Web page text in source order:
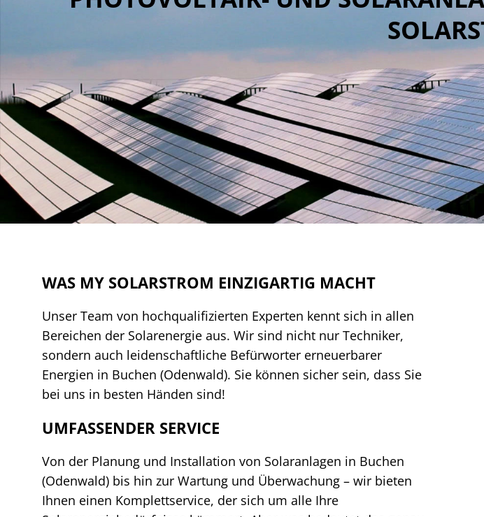
WAS MY SOLARSTROM EINZIGARTIG MACHT
Unser Team von hochqualifizierten Experten kennt sich in allen
Bereichen der Solarenergie aus. Wir sind nicht nur Techniker,
sondern auch leidenschaftliche Befürworter erneuerbarer
Energien in Buchen (Odenwald). Sie können sicher sein, dass Sie
bei uns in besten Händen sind!
UMFASSENDER SERVICE
Von der Planung und Installation von Solaranlagen in Buchen
(Odenwald) bis hin zur Wartung und Überwachung – wir bieten
Ihnen einen Komplettservice, der sich um alle Ihre